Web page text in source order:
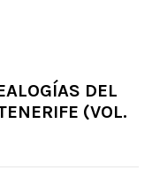
DEL
(VOL.